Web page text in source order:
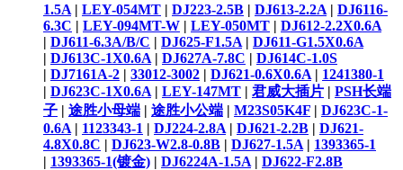
1.5A | LEY-054MT | DJ223-2.5B | DJ613-2.2A | DJ6116-
6.3C | LEY-094MT-W | LEY-050MT | DJ612-2.2X0.6A
| DJ611-6.3A/B/C | DJ625-F1.5A | DJ611-G1.5X0.6A
| DJ613C-1X0.6A | DJ627A-7.8C | DJ614C-1.0S
| DJ7161A-2 | 33012-3002 | DJ621-0.6X0.6A | 1241380-1
| DJ623C-1X0.6A | LEY-147MT | 君威大插片 | PSH长端
子 | 途胜小母端 | 途胜小公端 | M23S05K4F | DJ623C-1-
0.6A | 1123343-1 | DJ224-2.8A | DJ621-2.2B | DJ621-
4.8X0.8C | DJ623-W2.8-0.8B | DJ627-1.5A | 1393365-1
| 1393365-1(镀金) | DJ6224A-1.5A | DJ622-F2.8B